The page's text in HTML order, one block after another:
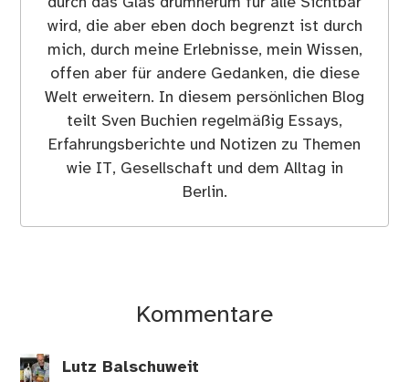
wird, die aber eben doch begrenzt ist durch
mich, durch meine Erlebnisse, mein Wissen,
offen aber für andere Gedanken, die diese
Welt erweitern. In diesem persönlichen Blog
teilt Sven Buchien regelmäßig Essays,
Erfahrungsberichte und Notizen zu Themen
wie IT, Gesellschaft und dem Alltag in
Berlin.
Kommentare
Lutz Balschuweit